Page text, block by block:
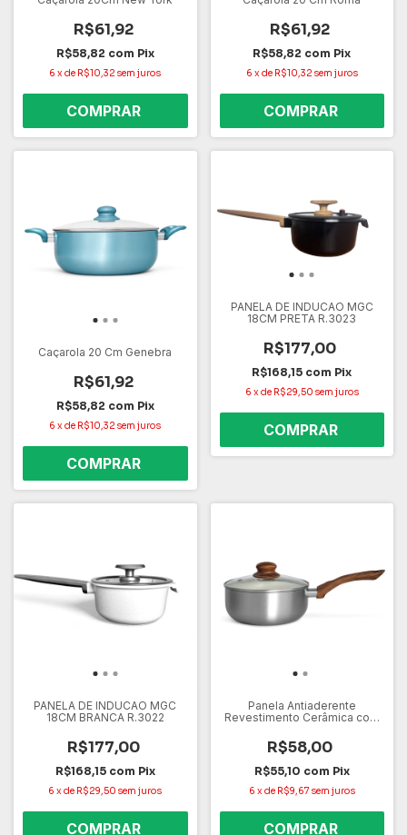
R$61,92
R$58,82 com Pix
6 xde R$10,32 sem juros
R$61,92
R$58,82 com Pix
6 x de R$10,32 sem juros
Caçarola 20 Cm Genebra
R$61,92
R$58,82 com Pix
6 xde R$10,32 sem juros
PANELA DE INDUCAO MGC
18CM PRETA R.3023
R$177,00
R$168,15 com Pix
6 xde R$29,50 sem juros
PANELA DE INDUCAO MGC
18CM BRANCA R.3022
R$177,00
R$168,15 com Pix
6 xde R$29,50 sem juros
Panela Antiaderente
Revestimento Cerâmica com
Prata
R$58,00
R$55,10 com Pix
6 x de R$9,67 sem juros